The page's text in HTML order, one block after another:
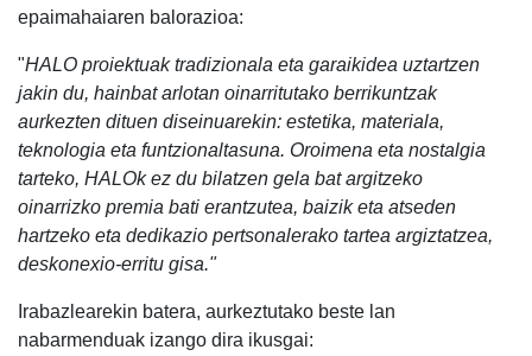
epaimahaiaren balorazioa:
"HALO proiektuak tradizionala eta garaikidea uztartzen
jakin du, hainbat arlotan oinarritutako berrikuntzak
aurkezten dituen diseinuarekin: estetika, materiala,
teknologia eta funtzionaltasuna. Oroimena eta nostalgia
tarteko, HALOk ez du bilatzen gela bat argitzeko
oinarrizko premia bati erantzutea, baizik eta atseden
hartzeko eta dedikazio pertsonalerako tartea argiztatzea,
deskonexio-erritu gisa."
Irabazlearekin batera, aurkeztutako beste lan
nabarmenduak izango dira ikusgai: